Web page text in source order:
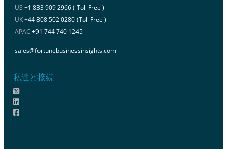
US +1 833 909 2966 ( Toll Free )
UK+44 808 502 0280 (Toll Free )
APAC +91 744 740 1245
sales@fortunebusinessinsights.com
私達と接続